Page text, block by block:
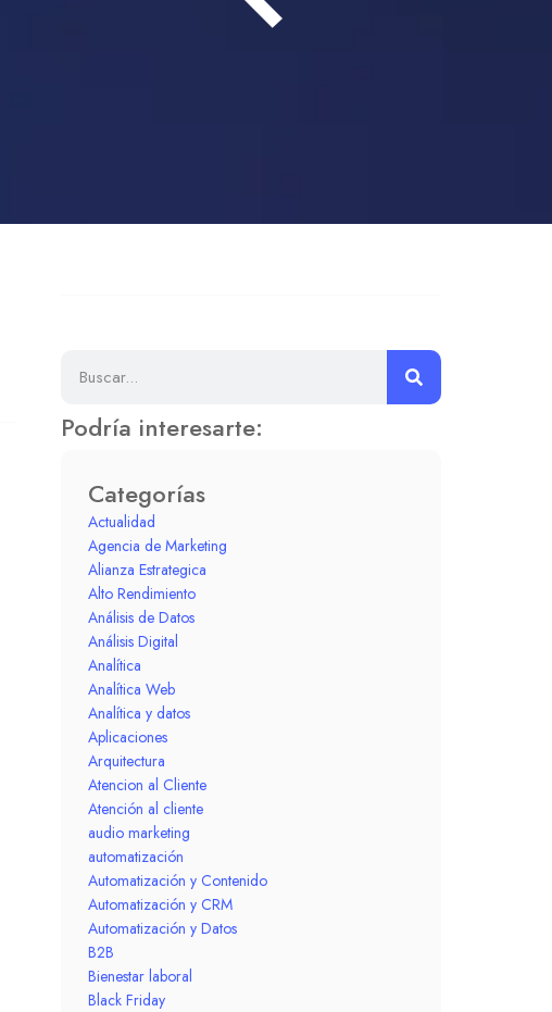
Podría interesarte:
Categorías
Actualidad
Agencia de Marketing
Alianza Estrategica
Alto Rendimiento
Análisis de Datos
Análisis Digital
Analítica
Analítica Web
Analítica y datos
Aplicaciones
Arquitectura
Atencion al Cliente
Atención al cliente
audio marketing
automatización
Automatización y Contenido
Automatización y CRM
Automatización y Datos
B2B
Bienestar laboral
Black Friday